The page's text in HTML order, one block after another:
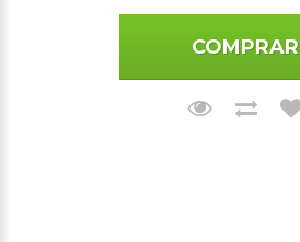
COMPRAR